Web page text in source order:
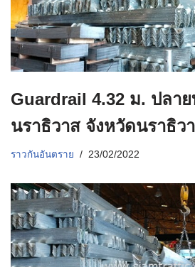
Guardrail 4.32 ม. ปลาย
นราธิวาส จังหวัดนราธิว
ราวกันอันตราย 23/02/2022